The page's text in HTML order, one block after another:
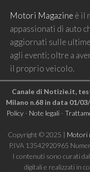
Motori Magazine è il
appassionati di auto
aggiornati sulle
agli eventi; oltre a
il proprio veicolo.
Canale di Notizie.it,
Milano n.68 in data 01/
Policy- Note legali-
Copyright © 2025 | Motori
P.IVA 13542920965
I contenuti sono curati
digitali e realizzati in